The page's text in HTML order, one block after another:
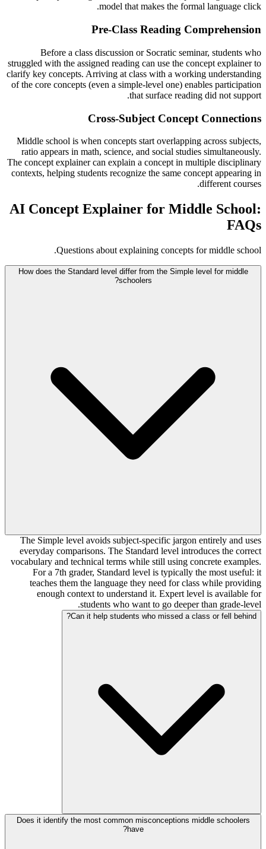
model that makes the formal language click.
Pre-Class Reading Comprehension
Before a class discussion or Socratic seminar, students who
struggled with the assigned reading can use the concept explainer to
clarify key concepts. Arriving at class with a working understanding
of the core concepts (even a simple-level one) enables participation
that surface reading did not support.
Cross-Subject Concept Connections
Middle school is when concepts start overlapping across subjects,
ratio appears in math, science, and social studies simultaneously.
The concept explainer can explain a concept in multiple disciplinary
contexts, helping students recognize the same concept appearing in
different courses.
AI Concept Explainer for Middle School:
FAQs
Questions about explaining concepts for middle school.
How does the Standard level differ from the Simple level for middle
schoolers?
The Simple level avoids subject-specific jargon entirely and uses
everyday comparisons. The Standard level introduces the correct
vocabulary and technical terms while still using concrete examples.
For a 7th grader, Standard level is typically the most useful: it
teaches them the language they need for class while providing
enough context to understand it. Expert level is available for
students who want to go deeper than grade-level.
Can it help students who missed a class or fell behind?
Does it identify the most common misconceptions middle schoolers
have?